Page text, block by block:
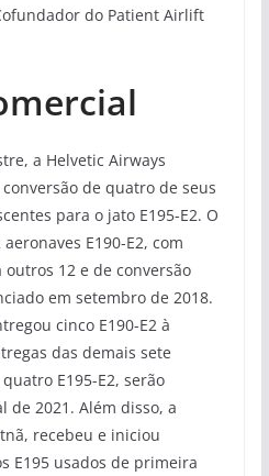
do Patient Airlift
a Helvetic Airways
de quatro de seus
para o jato E195-E2. O
E190-E2, com
12 e de conversão
em setembro de 2018.
cinco E190-E2 à
das demais sete
E195-E2, serão
de 2021. Além disso, a
recebeu e iniciou
E195 usados de primeira